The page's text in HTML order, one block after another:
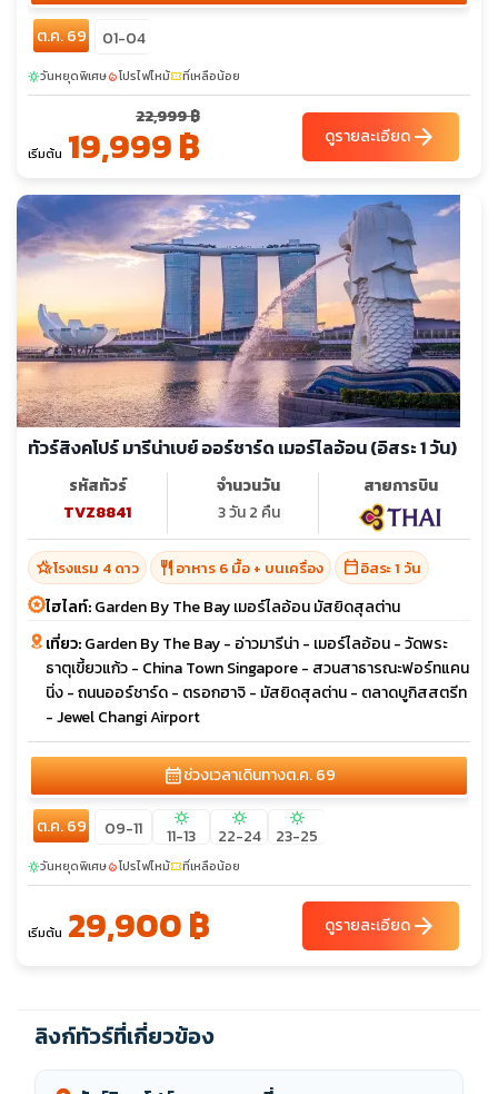
ต.ค. 69 01-04
sunnyวันหยุดพิเศษlocal_fire_departmentโปรไฟไหม้confirmation_numberที่เหลือน้อย
เริ่มต้น
22,999 ฿
19,999 ฿ ดูรายละเอียดarrow_forward
ทัวร์สิงคโปร์ มารีน่าเบย์ ออร์ชาร์ด เมอร์ไลอ้อน (อิสระ 1 วัน)
รหัสทัวร์
TVZ8841
จำนวนวัน
3 วัน 2 คืน
สายการบิน
hotel_classโรงแรม 4 ดาว restaurant อาหาร 6 มื้อ + บนเครื่อง calendar_todayอิสระ 1 วัน
ไฮไลท์:Garden By The Bay เมอร์ไลอ้อน มัสยิดสุลต่าน
เที่ยว:Garden By The Bay - อ่าวมารีน่า - เมอร์ไลอ้อน - วัดพระ
ธาตุเขี้ยวแก้ว - China Town Singapore - สวนสาธารณะฟอร์ทแคน
นิ่ง - ถนนออร์ชาร์ด - ตรอกฮาจิ - มัสยิดสุลต่าน - ตลาดบูกิสสตรีท
- Jewel Changi Airport
calendar_monthช่วงเวลาเดินทางต.ค. 69
ต.ค. 69 09-11 sunny
11-13
sunny
22-24
sunny
23-25
sunnyวันหยุดพิเศษlocal_fire_departmentโปรไฟไหม้confirmation_numberที่เหลือน้อย
เริ่มต้น 29,900 ฿ ดูรายละเอียดarrow_forward
ลิงก์ทัวร์ที่เกี่ยวข้อง